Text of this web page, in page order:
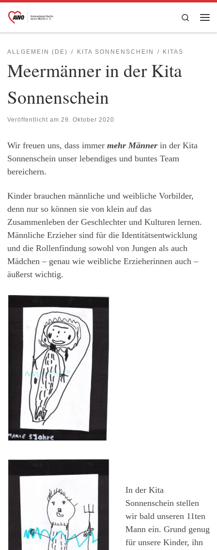
Zum Inhalt springen
Search
ALLGEMEIN (DE) KITA SONNENSCHEIN KITAS
Meermänner in der Kita
Sonnenschein
Veröffentlicht am 29. Oktober 2020
Wir freuen uns, dass immer mehr Männer in der Kita
Sonnenschein unser lebendiges und buntes Team
bereichern.
Kinder brauchen männliche und weibliche Vorbilder,
denn nur so können sie von klein auf das
Zusammenleben der Geschlechter und Kulturen lernen.
Männliche Erzieher sind für die Identitätsentwicklung
und die Rollenfindung sowohl von Jungen als auch
Mädchen – genau wie weibliche Erzieherinnen auch –
äußerst wichtig.
In der Kita
Sonnenschein stellen
wir bald unseren 11ten
Mann ein. Grund genug
für unsere Kinder, ihn